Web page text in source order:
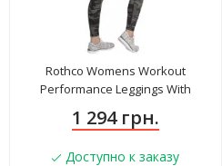
Rothco Womens Workout
Performance Leggings With
1 294 грн.
Доступно к заказу